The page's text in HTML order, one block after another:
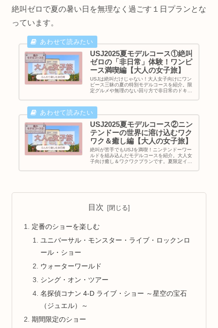
絶叫ゼロで夏の暑い日を無理なく過ごす１日プランとな
っています。
USJ2025夏モデルコース①絶叫
ゼロの「非日常」体験！ワンピ
ース満喫編【大人の女子旅】
USJは絶叫だけじゃない！大人女子向けにワン
ピース三昧の夏の特別モデルコースを紹介。限
定グルメや無理のない回り方で非日常のドキド
USJ2025夏モデルコース②ニン
テンドーの世界に溶け込むワク
ワク＆癒し編【大人の女子旅】
絶叫が苦手でもUSJを満喫！ニンテンドーワー
ルドを組み込んだモデルコースを紹介。大人女
子向け癒し＆ワクワクプランです。夏限定イベ
目次
定番のショーを楽しむ
ユニバーサル・モンスター・ライブ・ロックンロ
ール・ショー
ウォーターワールド
シング・オン・ツアー
名探偵コナン 4-D ライブ・ショー ～星空の宝石
（ジュエル）～
期間限定のショー